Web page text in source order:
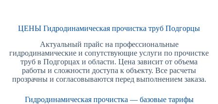
ЦЕНЫ Гидродинамическая прочистка труб Подгорцы
Актуальный прайс на профессиональные
гидродинамические и сопутствующие услуги по прочистке
труб в Подгорцах и области. Цена зависит от объема
работы и сложности доступа к объекту. Все расчеты
прозрачны и согласовываются перед выполнением заказа.
Гидродинамическая прочистка — базовые тарифы